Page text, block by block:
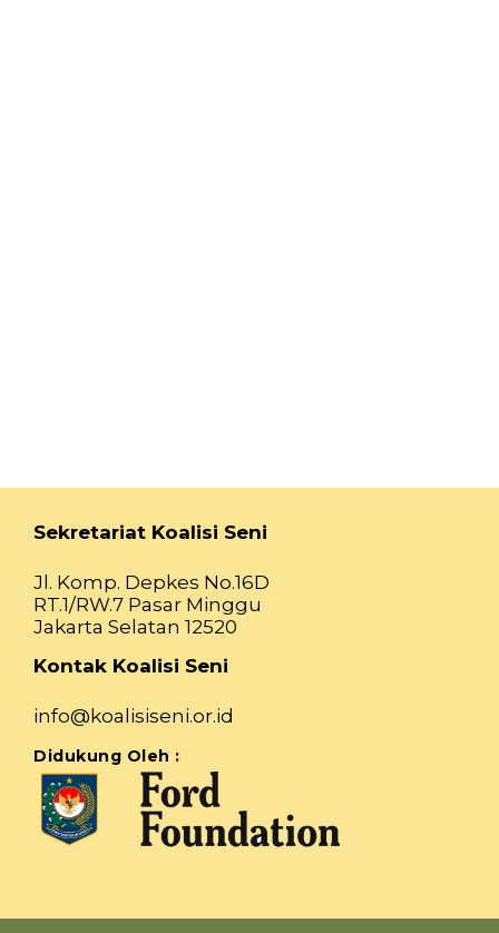
Sekretariat Koalisi Seni
Jl. Komp. Depkes No.16D
RT.1/RW.7 Pasar Minggu
Jakarta Selatan 12520
Kontak Koalisi Seni
info@koalisiseni.or.id
Didukung Oleh :